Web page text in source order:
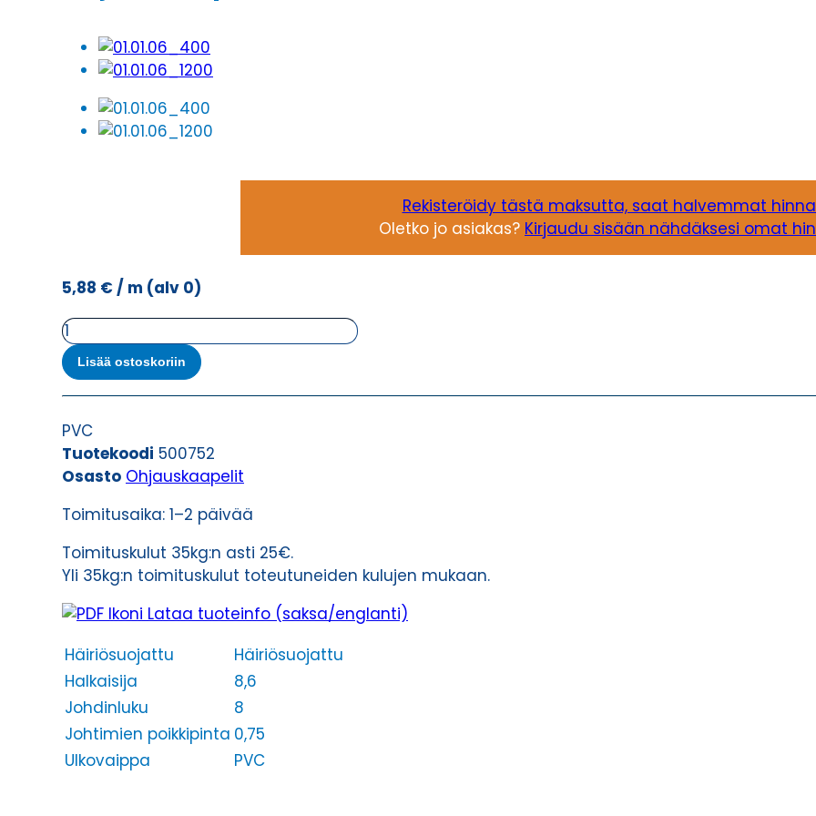
Rekisteröidy tästä maksutta, saat halvemmat
Oletko jo asiakas? Kirjaudu sisään nähdäksesi omat
5,88 € / m (alv 0)
Ohjauskaapeli
ÖPVC-
JZ-
CY
(LIYCY-
JZ)
8G0,75
määrä
Lisää ostoskoriin
PVC
Tuotekoodi 500752
Osasto Ohjauskaapelit
Toimitusaika: 1–2 päivää
Toimituskulut 35kg:n asti 25€.
Yli 35kg:n toimituskulut toteutuneiden kulujen mukaan.
Lataa tuoteinfo (saksa/englanti)
Häiriösuojattu
Häiriösuojattu
Halkaisija
8,6
Johdinluku
8
Johtimien poikkipinta 0,75
Ulkovaippa
PVC